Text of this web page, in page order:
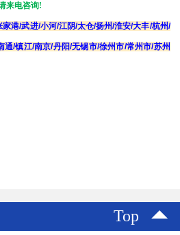
来电咨询!
家港/武进/小河/江阴/太仓/扬州/淮安/大丰/杭州/
通/镇江/南京/丹阳/无锡市/徐州市/常州市/苏州
Top